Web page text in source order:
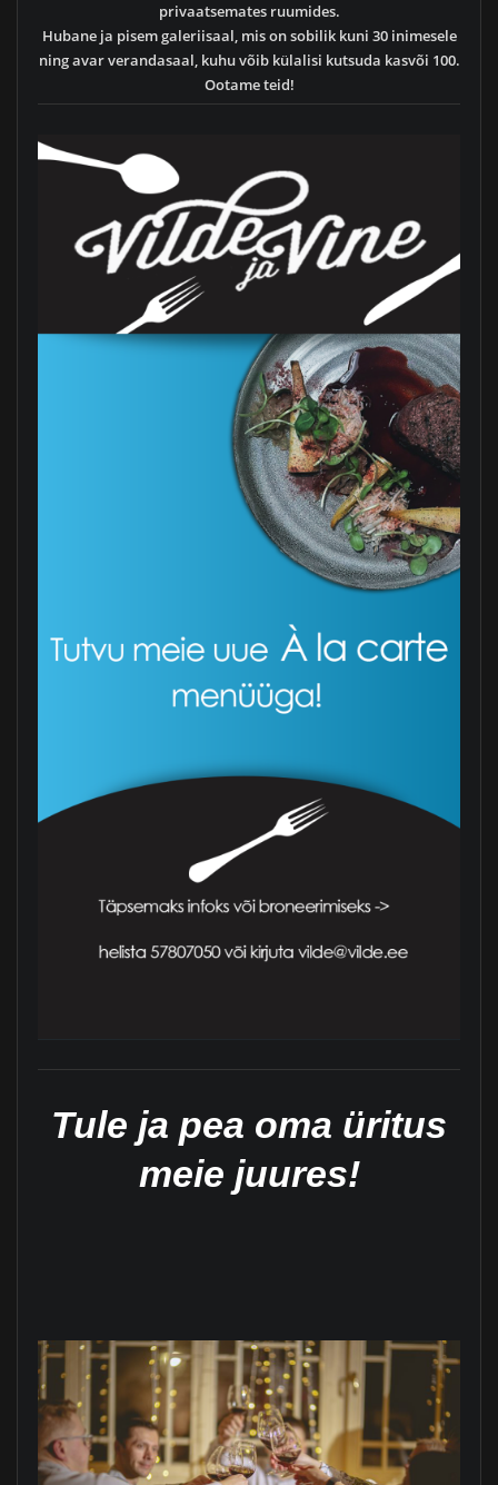
privaatsemates ruumides.
Hubane ja pisem galeriisaal, mis on sobilik kuni 30 inimesele
ning avar verandasaal, kuhu võib külalisi kutsuda kasvõi 100.
Ootame teid!
Tule ja pea oma üritus
meie juures!